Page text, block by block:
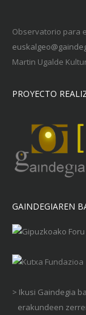
Observatorio para
Martin Ugalde
PROYECTO
GAINDEGIAREN
> Ikusi Gaindegia
erakundeen